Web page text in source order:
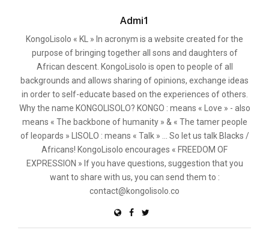
Admi1
KongoLisolo « KL » In acronym is a website created for the
purpose of bringing together all sons and daughters of
African descent. KongoLisolo is open to people of all
backgrounds and allows sharing of opinions, exchange ideas
in order to self-educate based on the experiences of others.
Why the name KONGOLISOLO? KONGO : means « Love » - also
means « The backbone of humanity » & « The tamer people
of leopards » LISOLO : means « Talk » ... So let us talk Blacks /
Africans! KongoLisolo encourages « FREEDOM OF
EXPRESSION » If you have questions, suggestion that you
want to share with us, you can send them to :
contact@kongolisolo.co